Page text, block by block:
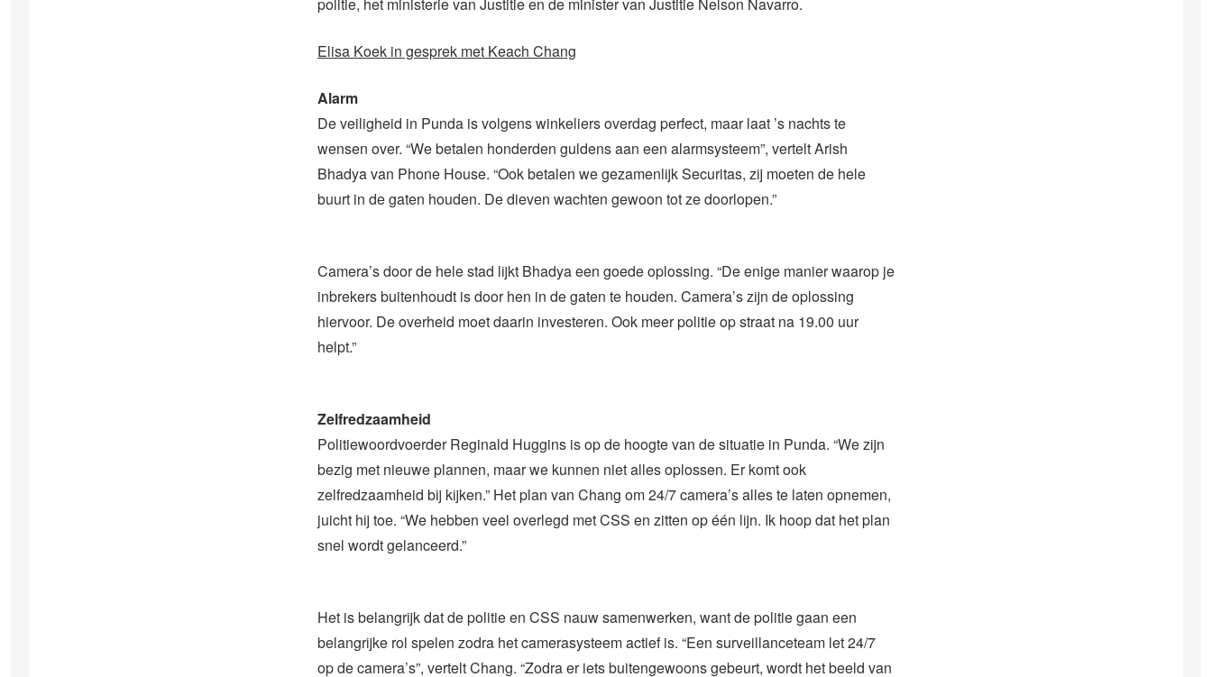
Elisa Koek in gesprek met Keach Chang
Alarm
De veiligheid in Punda is volgens winkeliers overdag perfect, maar laat ’s nachts te
wensen over. “We betalen honderden guldens aan een alarmsysteem”, vertelt Arish
Bhadya van Phone House. “Ook betalen we gezamenlijk Securitas, zij moeten de hele
buurt in de gaten houden. De dieven wachten gewoon tot ze doorlopen.”
Camera’s door de hele stad lijkt Bhadya een goede oplossing. “De enige manier waarop je
inbrekers buitenhoudt is door hen in de gaten te houden. Camera’s zijn de oplossing
hiervoor. De overheid moet daarin investeren. Ook meer politie op straat na 19.00 uur
helpt.”
Zelfredzaamheid
Politiewoordvoerder Reginald Huggins is op de hoogte van de situatie in Punda. “We zijn
bezig met nieuwe plannen, maar we kunnen niet alles oplossen. Er komt ook
zelfredzaamheid bij kijken.” Het plan van Chang om 24/7 camera’s alles te laten opnemen,
juicht hij toe. “We hebben veel overlegd met CSS en zitten op één lijn. Ik hoop dat het plan
snel wordt gelanceerd.”
Het is belangrijk dat de politie en CSS nauw samenwerken, want de politie gaan een
belangrijke rol spelen zodra het camerasysteem actief is. “Een surveillanceteam let 24/7
op de camera’s”, vertelt Chang. “Zodra er iets buitengewoons gebeurt, wordt het beeld van